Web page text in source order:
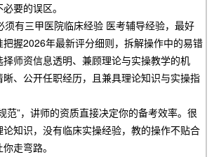
要的误区。
须有三甲医院临床经验 医考辅导经验，最好
握2026年最新评分细则，拆解操作中的易错
师资信息透明、兼顾理论与实操教学的机
、公开任职经历，且兼具理论知识与实操指
范”，讲师的资质直接决定你的备考效率。很
知识，没有临床实操经验，教的操作不贴合
走弯路。